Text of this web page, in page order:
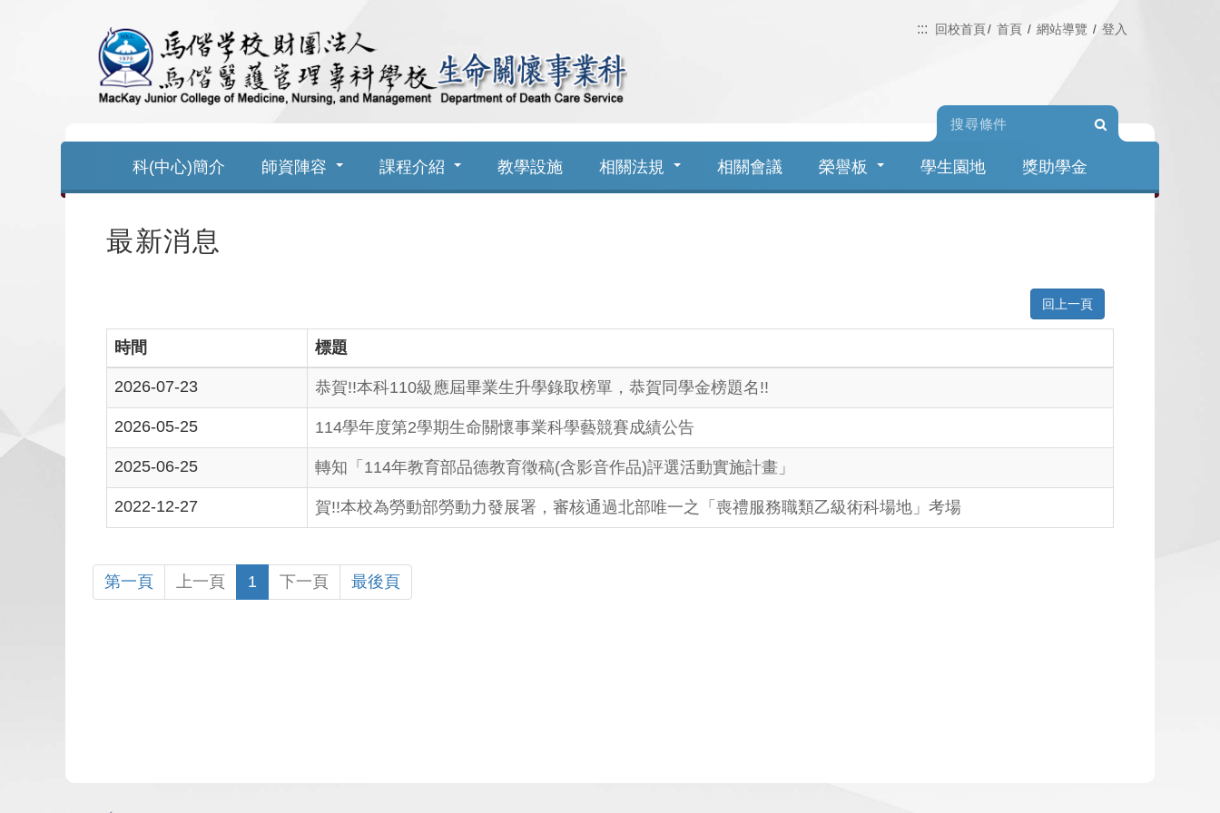
::: 回校首頁 首頁 網站導覽 登入
科(中心)簡介 師資陣容 課程介紹 教學設施 相關法規 相關會議 榮譽板 學生園地 獎助學金
最新消息
回上一頁
時間 標題
2026-07-23 恭賀!!本科110級應屆畢業生升學錄取榜單，恭賀同學金榜題名!!
2026-05-25 114學年度第2學期生命關懷事業科學藝競賽成績公告
2025-06-25 轉知「114年教育部品德教育徵稿(含影音作品)評選活動實施計畫」
2022-12-27 賀!!本校為勞動部勞動力發展署，審核通過北部唯一之「喪禮服務職類乙級術科場地」考場
第一頁 上一頁 1 下一頁 最後頁